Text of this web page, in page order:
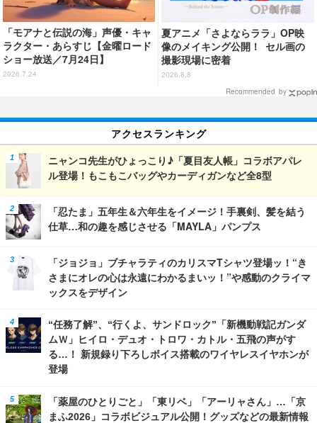
「モアナと伝説の海」声優・キャ
ラクター・あらすじ【金曜ロード
ショー放送／7月24日】
2026.7.24
夏アニメ「さよならララ」OP映
像のメイキング公開！ セル画の
撮影現場に密着
2026.8.8
Recommended by
アクセスランキング
ニャンコ先生がひょっこり♪「夏目友人帳」コラボアパレ
ル登場！もこもこバッグやカーディガンなど全8型
「忍たま」五年生＆六年生をイメージ！手裏剣、髪を結う
仕草…和の趣を感じさせる「MAYLA」パンプス
「ジョジョ」ブチャラティのカリスマTシャツ登場ッ！“き
さまにオレの心は永遠にわかるまいッ！”や感動のクライマ
ックスをデザイン
“任務了解”、“行くよ、サンドロック”「新機動戦記ガンダ
ムＷ」ヒイロ・デュオ・トロワ・カトル・五飛の声がす
る…！ 新規録り下ろしボイス搭載のワイヤレスイヤホンが
登場
「薬屋のひとりごと」「東リベ」「アーリャさん」…「京
まふ2026」コラボビジュアル公開！グッズなどの最新情報